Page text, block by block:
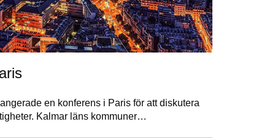
en konferens i Paris för att diskutera
Kalmar läns kommuner…